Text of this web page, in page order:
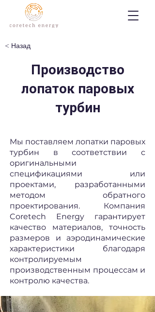
< Назад
Производство
лопаток паровых
турбин
Мы поставляем лопатки паровых
турбин в соответствии с
оригинальными
спецификациями или
проектами, разработанными
методом обратного
проектирования. Компания
Coretech Energy гарантирует
качество материалов, точность
размеров и аэродинамические
характеристики благодаря
контролируемым
производственным процессам и
контролю качества.